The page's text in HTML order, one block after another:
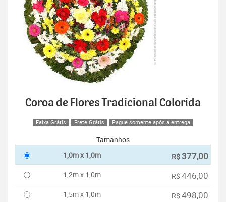
Coroa de Flores Tradicional Colorida
Faixa Grátis Frete Grátis Pague somente após a entrega
Tamanhos
1,0m x 1,0m
R$ 377,00
1,2m x 1,0m R$ 446,00
1,5m x 1,0m R$ 498,00